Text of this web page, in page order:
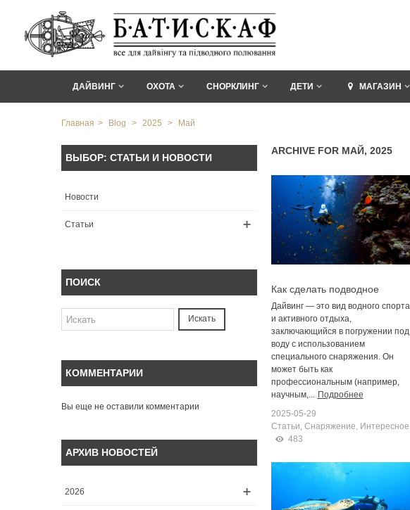
ДАЙВИНГ ОХОТА СНОРКЛИНГ ДЕТИ МАГАЗИН
Главная > Blog > 2025 > Май
ВЫБОР: СТАТЬИ И НОВОСТИ
Новости
Статьи
ПОИСК
Искать
КОММЕНТАРИИ
Вы еще не оставили комментарии
АРХИВ НОВОСТЕЙ
2026
ARCHIVE FOR МАЙ, 2025
Как сделать подводное
оборудование более
энергоэффективным
Дайвинг — это вид водного спорта
и активного отдыха,
заключающийся в погружении под
воду с использованием
специального снаряжения. Он
может быть как
профессиональным (например,
научным,...
Подробнее
2025-05-29
Статьи Снаряжение Интересное
483